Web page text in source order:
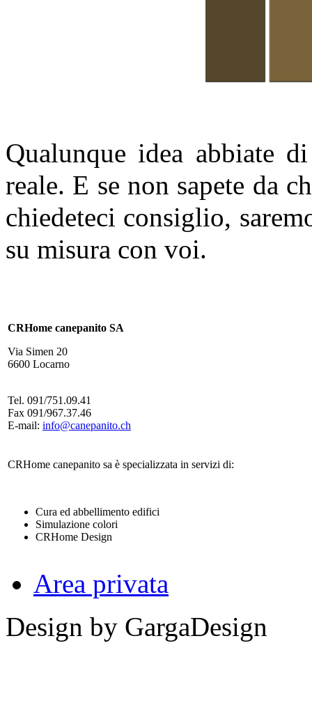
Qualunque idea abbiate
reale. E se non sapete da
chiedeteci consiglio,
su misura con voi.
CRHome canepanito SA
Via Simen 20
6600 Locarno
Tel. 091/751.09.41
Fax 091/967.37.46
E-mail: info@canepanito.ch
CRHome canepanito sa è specializzata in servizi di:
Cura ed abbellimento edifici
Simulazione colori
CRHome Design
Area privata
Design by GargaDesign